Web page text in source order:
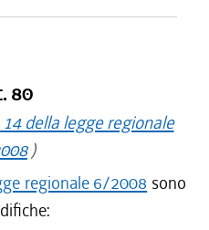
80
della legge regionale
)
regionale 6/2008 sono